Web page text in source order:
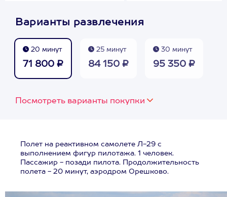
Варианты развлечения
20 минут
71 800 ₽
25 минут
84 150 ₽
30 минут
95 350 ₽
Посмотреть варианты покупки
Полет на реактивном самолете Л-29 с
выполнением фигур пилотажа. 1 человек.
Пассажир - позади пилота. Продолжительность
полета - 20 минут, аэродром Орешково.